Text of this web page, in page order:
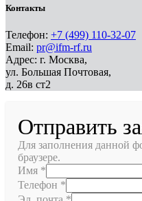
Контакты
Телефон: +7 (499) 110-32-07
Email: pr@ifm-rf.ru
Адрес: г. Москва,
ул. Большая Почтовая,
д. 26в ст2
Отправить
Для заполнения данной
браузере.
Имя *
Телефон *